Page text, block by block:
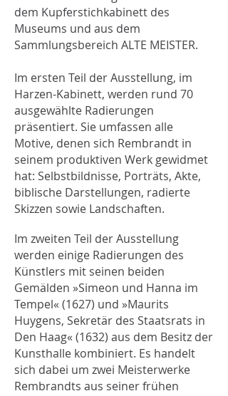
dem Kupferstichkabinett des
Museums und aus dem
Sammlungsbereich ALTE MEISTER.
Im ersten Teil der Ausstellung, im
Harzen-Kabinett, werden rund 70
ausgewählte Radierungen
präsentiert. Sie umfassen alle
Motive, denen sich Rembrandt in
seinem produktiven Werk gewidmet
hat: Selbstbildnisse, Porträts, Akte,
biblische Darstellungen, radierte
Skizzen sowie Landschaften.
Im zweiten Teil der Ausstellung
werden einige Radierungen des
Künstlers mit seinen beiden
Gemälden »Simeon und Hanna im
Tempel« (1627) und »Maurits
Huygens, Sekretär des Staatsrats in
Den Haag« (1632) aus dem Besitz der
Kunsthalle kombiniert. Es handelt
sich dabei um zwei Meisterwerke
Rembrandts aus seiner frühen